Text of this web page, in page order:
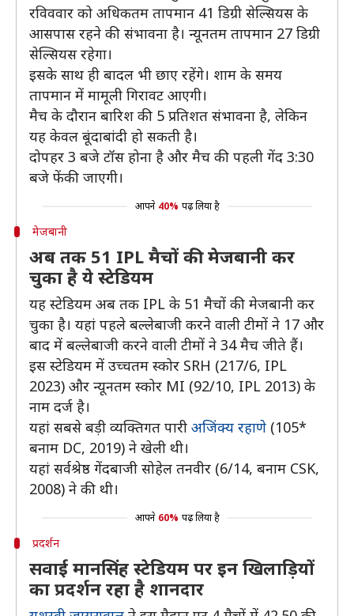
रविववार को अधिकतम तापमान 41 डिग्री सेल्सियस के
आसपास रहने की संभावना है। न्यूनतम तापमान 27 डिग्री
सेल्सियस रहेगा।
इसके साथ ही बादल भी छाए रहेंगे। शाम के समय
तापमान में मामूली गिरावट आएगी।
मैच के दौरान बारिश की 5 प्रतिशत संभावना है, लेकिन
यह केवल बूंदाबांदी हो सकती है।
दोपहर 3 बजे टॉस होना है और मैच की पहली गेंद 3:30
बजे फेंकी जाएगी।
आपने 40% पढ़ लिया है
मेजबानी
अब तक 51 IPL मैचों की मेजबानी कर
चुका है ये स्टेडियम
यह स्टेडियम अब तक IPL के 51 मैचों की मेजबानी कर
चुका है। यहां पहले बल्लेबाजी करने वाली टीमों ने 17 और
बाद में बल्लेबाजी करने वाली टीमों ने 34 मैच जीते हैं।
इस स्टेडियम में उच्चतम स्कोर SRH (217/6, IPL
2023) और न्यूनतम स्कोर MI (92/10, IPL 2013) के
नाम दर्ज है।
यहां सबसे बड़ी व्यक्तिगत पारी अजिंक्य रहाणे (105*
बनाम DC, 2019) ने खेली थी।
यहां सर्वश्रेष्ठ गेंदबाजी सोहेल तनवीर (6/14, बनाम CSK,
2008) ने की थी।
आपने 60% पढ़ लिया है
प्रदर्शन
सवाई मानसिंह स्टेडियम पर इन खिलाड़ियों
का प्रदर्शन रहा है शानदार